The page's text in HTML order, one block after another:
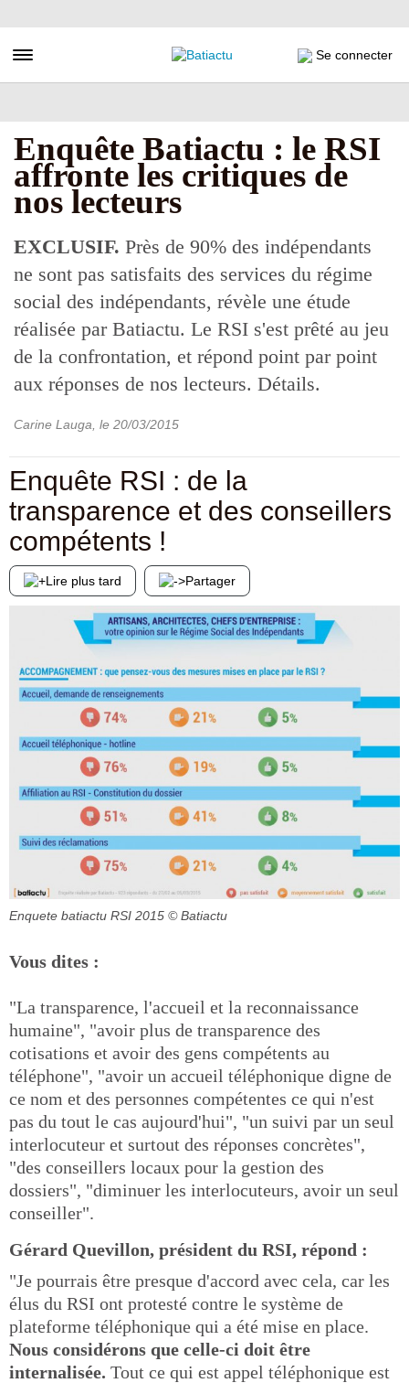
au
principal
Toggle navigation Se connecter
Enquête Batiactu : le RSI
affronte les critiques de
nos lecteurs
EXCLUSIF. Près de 90% des indépendants
ne sont pas satisfaits des services du régime
social des indépendants, révèle une étude
réalisée par Batiactu. Le RSI s'est prêté au jeu
de la confrontation, et répond point par point
aux réponses de nos lecteurs. Détails.
Carine Lauga , le 20/03/2015
Enquête RSI : de la
transparence et des conseillers
compétents !
Lire plus tard Partager
Enquete batiactu RSI 2015 © Batiactu
Vous dites :
"La transparence, l'accueil et la reconnaissance
humaine", "avoir plus de transparence des
cotisations et avoir des gens compétents au
téléphone", "avoir un accueil téléphonique digne de
ce nom et des personnes compétentes ce qui n'est
pas du tout le cas aujourd'hui", "un suivi par un seul
interlocuteur et surtout des réponses concrètes",
"des conseillers locaux pour la gestion des
dossiers", "diminuer les interlocuteurs, avoir un seul
conseiller".
Gérard Quevillon, président du RSI, répond :
"Je pourrais être presque d'accord avec cela, car les
élus du RSI ont protesté contre le système de
plateforme téléphonique qui a été mise en place.
Nous considérons que celle-ci doit être
internalisée. Tout ce qui est appel téléphonique est